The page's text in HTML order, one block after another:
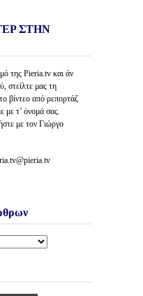
ΣΤΗΝ
της Pieria.tv και άν
στείλτε μας τη
βίντεο από ρεπορτάζ
με τ’ όνομά σας.
με τον Γιώργο